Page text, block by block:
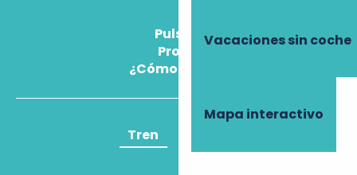
Vacaciones sin coche
Mapa interactivo
Pulse
Pros
¿Cómo llegar?
Tren